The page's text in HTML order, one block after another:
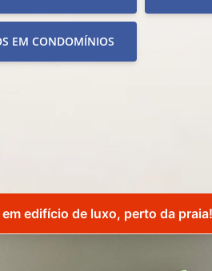
EM CONDOMÍNIOS
edifício de luxo, perto da